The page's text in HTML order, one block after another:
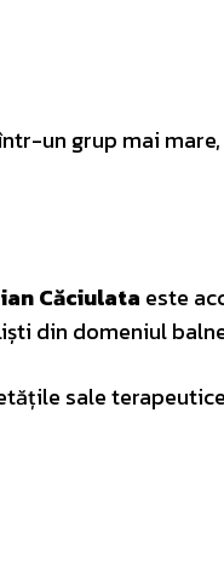
un grup mai
Căciulata este
din domeniul
sale terapeutice